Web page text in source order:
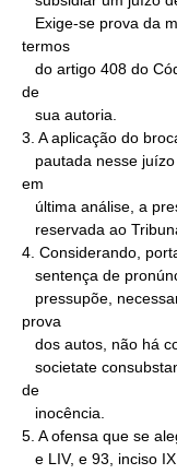
termos
de
3. A aplicação do
em
4. Considerando,
prova
de
5. A ofensa que se